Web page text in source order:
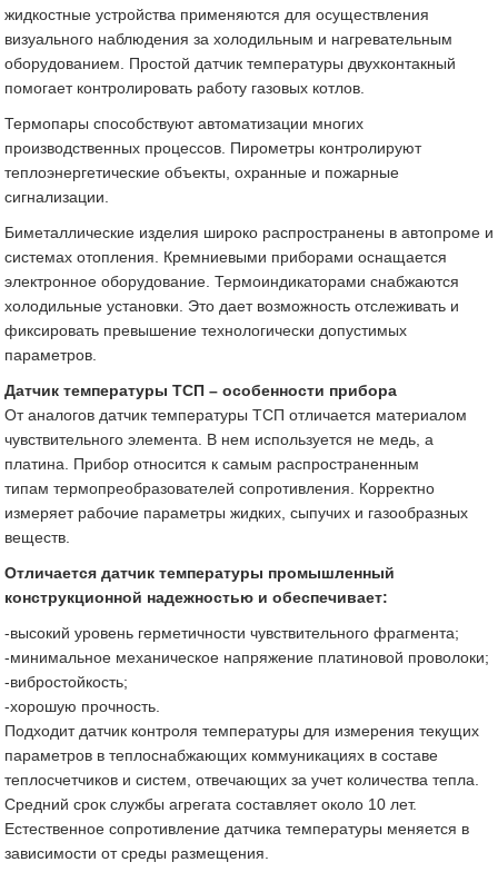
жидкостные устройства применяются для осуществления
визуального наблюдения за холодильным и нагревательным
оборудованием. Простой датчик температуры двухконтакный
помогает контролировать работу газовых котлов.
Термопары способствуют автоматизации многих
производственных процессов. Пирометры контролируют
теплоэнергетические объекты, охранные и пожарные
сигнализации.
Биметаллические изделия широко распространены в автопроме и
системах отопления. Кремниевыми приборами оснащается
электронное оборудование. Термоиндикаторами снабжаются
холодильные установки. Это дает возможность отслеживать и
фиксировать превышение технологически допустимых
параметров.
Датчик температуры ТСП – особенности прибора
От аналогов датчик температуры ТСП отличается материалом
чувствительного элемента. В нем используется не медь, а
платина. Прибор относится к самым распространенным
типам термопреобразователей сопротивления. Корректно
измеряет рабочие параметры жидких, сыпучих и газообразных
веществ.
Отличается датчик температуры промышленный
конструкционной надежностью и обеспечивает:
-высокий уровень герметичности чувствительного фрагмента;
-минимальное механическое напряжение платиновой проволоки;
-вибростойкость;
-хорошую прочность.
Подходит датчик контроля температуры для измерения текущих
параметров в теплоснабжающих коммуникациях в составе
теплосчетчиков и систем, отвечающих за учет количества тепла.
Средний срок службы агрегата составляет около 10 лет.
Естественное сопротивление датчика температуры меняется в
зависимости от среды размещения.